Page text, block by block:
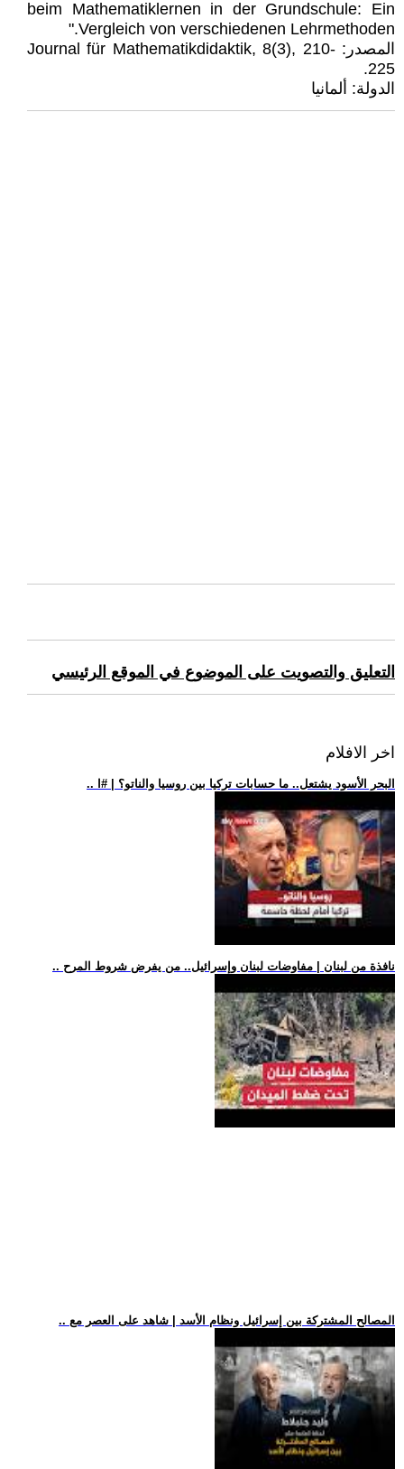
beim Mathematiklernen in der Grundschule: Ein
Vergleich von verschiedenen Lehrmethoden."
المصدر: Journal für Mathematikdidaktik, 8(3), 210-
225.
الدولة: ألمانيا
التعليق والتصويت على الموضوع في الموقع الرئيسي
اخر الافلام
.. البحر الأسود يشتعل.. ما حسابات تركيا بين روسيا والناتو؟ | #ا
.. نافذة من لبنان | مفاوضات لبنان وإسرائيل.. من يفرض شروط المرح
.. المصالح المشتركة بين إسرائيل ونظام الأسد | شاهد على العصر مع